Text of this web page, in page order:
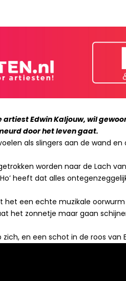
Edwin Kaljouw, wil
door het leven gaat.
als slingers aan de wand
worden naar de Lach
Ho’ heeft dat alles
het een echte muzikale
het zonnetje maar gaan
zich, en een schot in de roos van